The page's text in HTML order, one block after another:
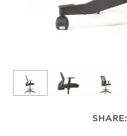
SHARE: